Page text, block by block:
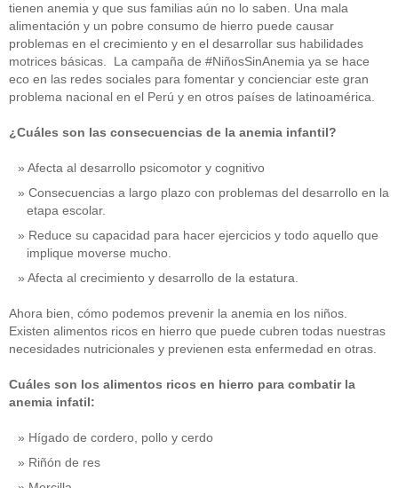
tienen anemia y que sus familias aún no lo saben. Una mala
alimentación y un pobre consumo de hierro puede causar
problemas en el crecimiento y en el desarrollar sus habilidades
motrices básicas. La campaña de #NiñosSinAnemia ya se hace
eco en las redes sociales para fomentar y concienciar este gran
problema nacional en el Perú y en otros países de latinoamérica.
¿Cuáles son las consecuencias de la anemia infantil?
Afecta al desarrollo psicomotor y cognitivo
Consecuencias a largo plazo con problemas del desarrollo en la
etapa escolar.
Reduce su capacidad para hacer ejercicios y todo aquello que
implique moverse mucho.
Afecta al crecimiento y desarrollo de la estatura.
Ahora bien, cómo podemos prevenir la anemia en los niños.
Existen alimentos ricos en hierro que puede cubren todas nuestras
necesidades nutricionales y previenen esta enfermedad en otras.
Cuáles son los alimentos ricos en hierro para combatir la
anemia infatil:
Hígado de cordero, pollo y cerdo
Riñón de res